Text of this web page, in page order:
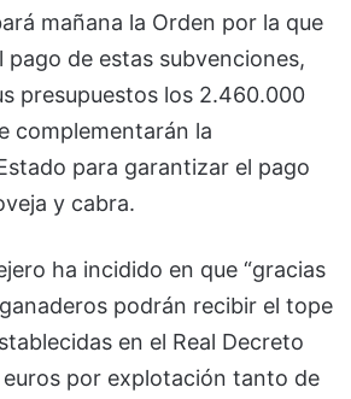
mañana la Orden por la que
pago de estas subvenciones,
presupuestos los 2.460.000
complementarán la
para garantizar el pago
y cabra.
ha incidido en que “gracias
podrán recibir el tope
en el Real Decreto
euros por explotación tanto de